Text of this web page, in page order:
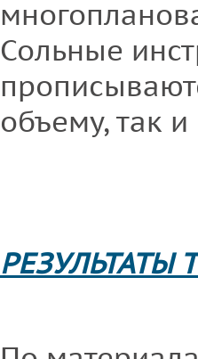
Сольные
объему, так
РЕЗУЛЬТАТЫ